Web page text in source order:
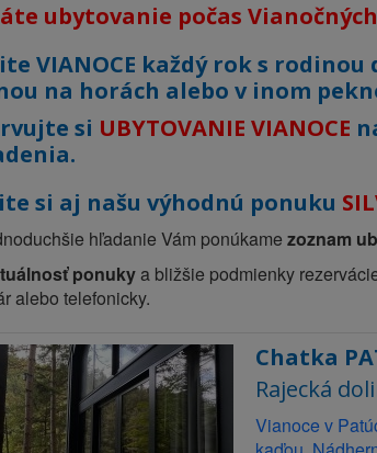
ubytovanie počas
VIANOCE každý rok s
na horách alebo v inom
si UBYTOVANIE VIANOCE
si aj našu výhodnú ponuku
hľadanie Vám ponúkame zoznam
ponukya bližšie podmienky
alebo telefonicky.
Chatka
Rajecká
Vianoce v